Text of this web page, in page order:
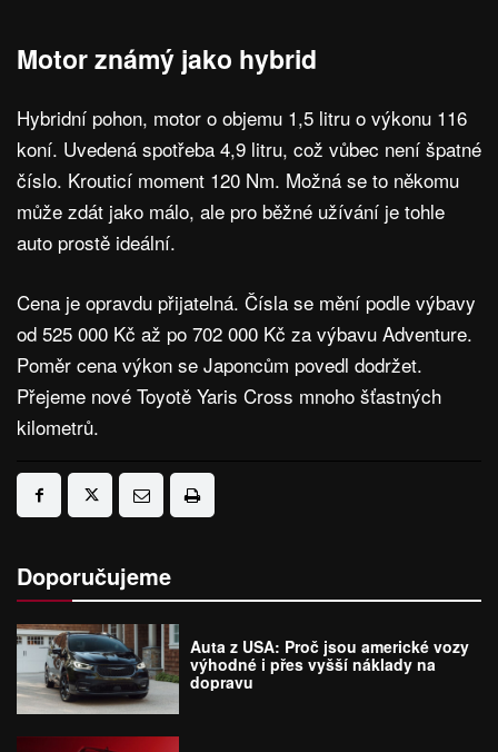
Motor známý jako hybrid
Hybridní pohon, motor o objemu 1,5 litru o výkonu 116
koní. Uvedená spotřeba 4,9 litru, což vůbec není špatné
číslo. Krouticí moment 120 Nm. Možná se to někomu
může zdát jako málo, ale pro běžné užívání je tohle
auto prostě ideální.
Cena je opravdu přijatelná. Čísla se mění podle výbavy
od 525 000 Kč až po 702 000 Kč za výbavu Adventure.
Poměr cena výkon se Japoncům povedl dodržet.
Přejeme nové Toyotě Yaris Cross mnoho šťastných
kilometrů.
Doporučujeme
Auta z USA: Proč jsou americké vozy
výhodné i přes vyšší náklady na
dopravu